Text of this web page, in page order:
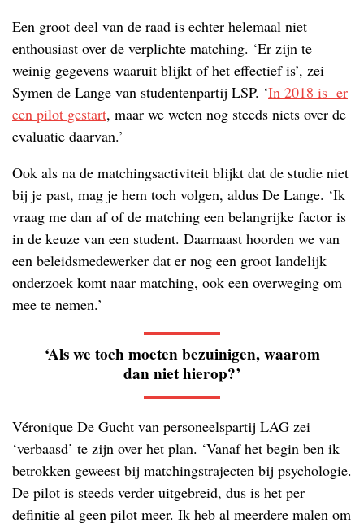
Een groot deel van de raad is echter helemaal niet
enthousiast over de verplichte matching. ‘Er zijn te
weinig gegevens waaruit blijkt of het effectief is’, zei
Symen de Lange van studentenpartij LSP. ‘In 2018 is er
een pilot gestart, maar we weten nog steeds niets over de
evaluatie daarvan.’
Ook als na de matchingsactiviteit blijkt dat de studie niet
bij je past, mag je hem toch volgen, aldus De Lange. ‘Ik
vraag me dan af of de matching een belangrijke factor is
in de keuze van een student. Daarnaast hoorden we van
een beleidsmedewerker dat er nog een groot landelijk
onderzoek komt naar matching, ook een overweging om
mee te nemen.’
‘Als we toch moeten bezuinigen, waarom
dan niet hierop?’
Véronique De Gucht van personeelspartij LAG zei
‘verbaasd’ te zijn over het plan. ‘Vanaf het begin ben ik
betrokken geweest bij matchingstrajecten bij psychologie.
De pilot is steeds verder uitgebreid, dus is het per
definitie al geen pilot meer. Ik heb al meerdere malen om